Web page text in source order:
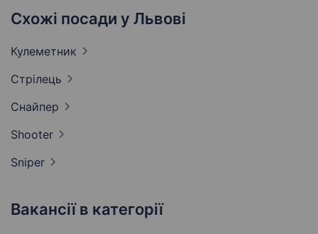
Схожі посади у Львові
Кулеметник
Стрілець
Снайпер
Shooter
Sniper
Вакансії в категорії